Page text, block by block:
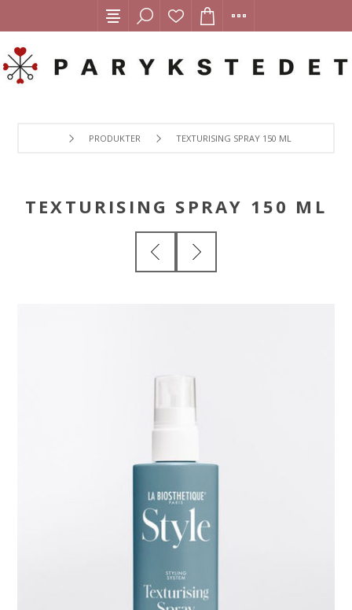
PRODUKTER TEXTURISING SPRAY 150 ML
TEXTURISING SPRAY 150 ML